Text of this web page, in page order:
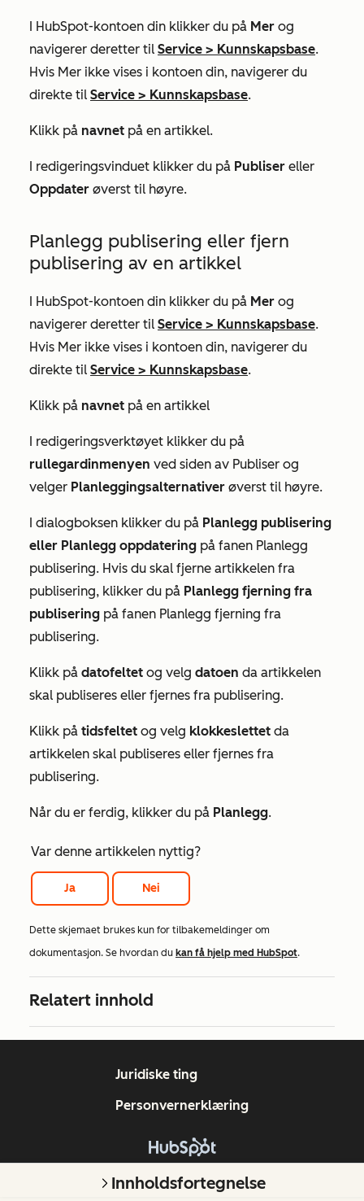
I HubSpot-kontoen din klikker du på Mer og
navigerer deretter til Service > Kunnskapsbase.
Hvis Mer ikke vises i kontoen din, navigerer du
direkte til Service > Kunnskapsbase.
Klikk på navnet på en artikkel.
I redigeringsvinduet klikker du på Publiser eller
Oppdater øverst til høyre.
Planlegg publisering eller fjern
publisering av en artikkel
I HubSpot-kontoen din klikker du på Mer og
navigerer deretter til Service > Kunnskapsbase.
Hvis Mer ikke vises i kontoen din, navigerer du
direkte til Service > Kunnskapsbase.
Klikk på navnet på en artikkel
I redigeringsverktøyet klikker du på
rullegardinmenyen ved siden av Publiser og
velger Planleggingsalternativer øverst til høyre.
I dialogboksen klikker du på Planlegg publisering
eller Planlegg oppdatering på fanen Planlegg
publisering. Hvis du skal fjerne artikkelen fra
publisering, klikker du på Planlegg fjerning fra
publisering på fanen Planlegg fjerning fra
publisering.
Klikk på datofeltet og velg datoen da artikkelen
skal publiseres eller fjernes fra publisering.
Klikk på tidsfeltet og velg klokkeslettet da
artikkelen skal publiseres eller fjernes fra
publisering.
Når du er ferdig, klikker du på Planlegg.
Var denne artikkelen nyttig?
Ja Nei
Dette skjemaet brukes kun for tilbakemeldinger om
dokumentasjon. Se hvordan du kan få hjelp med HubSpot.
Relatert innhold
Innholdsfortegnelse
Copyright © 2026 HubSpot, Inc.
Juridiske ting
Personvernerklæring